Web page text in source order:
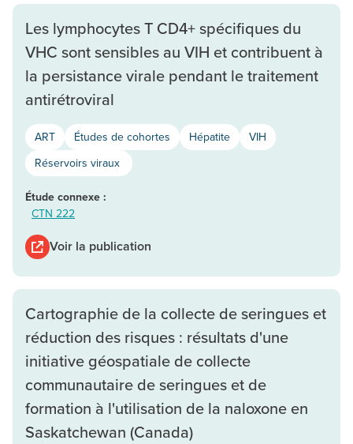
Les lymphocytes T CD4+ spécifiques du
VHC sont sensibles au VIH et contribuent à
la persistance virale pendant le traitement
antirétroviral
ART Études de cohortes Hépatite
VIH
Réservoirs viraux
Étude connexe :
CTN 222
Voir la publication
Cartographie de la collecte de seringues et
réduction des risques : résultats d'une
initiative géospatiale de collecte
communautaire de seringues et de
formation à l'utilisation de la naloxone en
Saskatchewan (Canada)